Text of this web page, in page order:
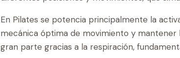
En Pilates se potencia principalmente la
mecánica óptima de movimiento y mantener
gran parte gracias a la respiración,